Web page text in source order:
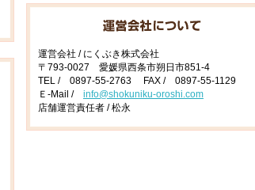
運営会社 / にくぶき株式会社
〒793-0027 愛媛県西条市朔日市851-4
TEL / 0897-55-2763 FAX / 0897-55-1129
Ｅ-Mail / info@shokuniku-oroshi.com
店舗運営責任者 / 松永